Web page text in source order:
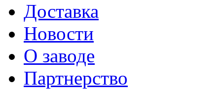
Доставка
Новости
О заводе
Партнерство